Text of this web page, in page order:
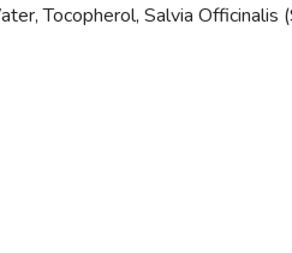
Tocopherol, Salvia Officinalis